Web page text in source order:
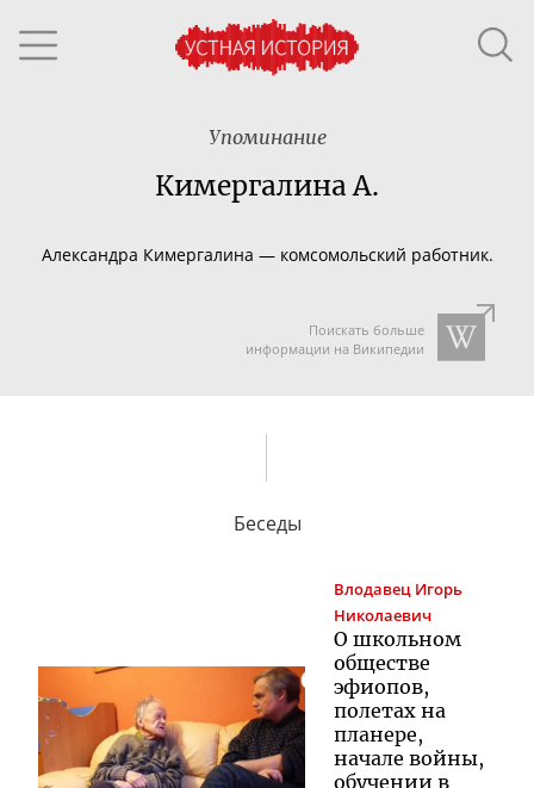
Упоминание
Кимергалина А.
Александра Кимергалина — комсомольский работник.
Поискать больше
информации на Википедии
Беседы
Влодавец Игорь
Николаевич
О школьном
обществе
эфиопов,
полетах на
планере,
начале войны,
обучении в